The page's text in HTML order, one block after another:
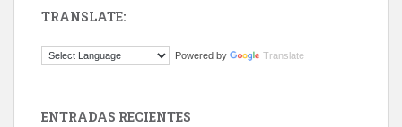
El ayuntamiento se va a llevar a Los Gatos callejeros de la zona los
TRANSLATE:
Powered by Translate
ENTRADAS RECIENTES